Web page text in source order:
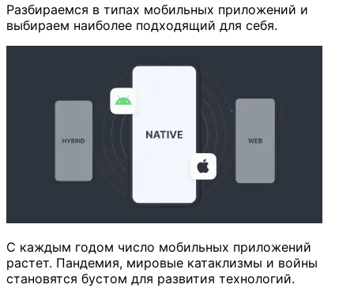
Разбираемся в типах мобильных приложений и
выбираем наиболее подходящий для себя.
С каждым годом число мобильных приложений
растет. Пандемия, мировые катаклизмы и войны
становятся бустом для развития технологий.